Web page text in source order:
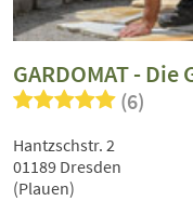
GARDOMAT -
(6)
Hantzschstr. 2
01189 Dresden
(Plauen)